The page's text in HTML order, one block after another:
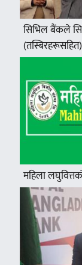
सिभिल बैंकले
(तस्बिरहरूसहित)
महिला